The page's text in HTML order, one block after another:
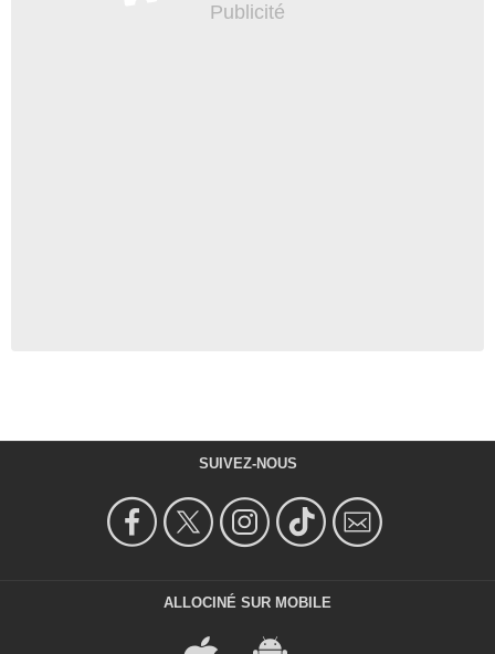
SUIVEZ-NOUS
ALLOCINÉ SUR MOBILE